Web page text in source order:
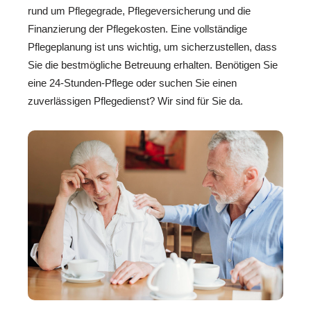
rund um Pflegegrade, Pflegeversicherung und die
Finanzierung der Pflegekosten. Eine vollständige
Pflegeplanung ist uns wichtig, um sicherzustellen, dass
Sie die bestmögliche Betreuung erhalten. Benötigen Sie
eine 24-Stunden-Pflege oder suchen Sie einen
zuverlässigen Pflegedienst? Wir sind für Sie da.